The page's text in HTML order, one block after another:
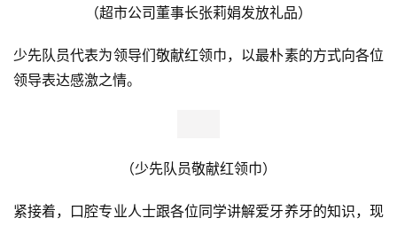
（超市公司董事长张莉娟发放礼品）
少先队员代表为领导们敬献红领巾，以最朴素的方式向各位
领导表达感激之情。
（少先队员敬献红领巾）
紧接着，口腔专业人士跟各位同学讲解爱牙养牙的知识，现